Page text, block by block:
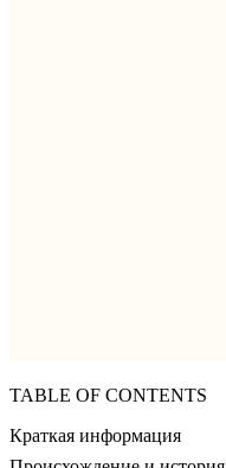
TABLE OF CONTENTS
Краткая информация